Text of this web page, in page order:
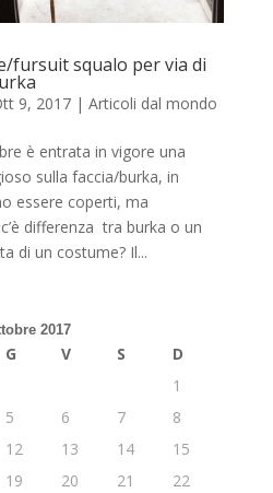
fursuit squalo per via di
9, 2017| Articoli dal mondo
è entrata in vigore una
sulla faccia/burka, in
essere coperti, ma
differenza tra burka o un
di un costume? Il...
2017
G V S
D
1
5 6 7
8
12 13 14
15
19 20 21
22